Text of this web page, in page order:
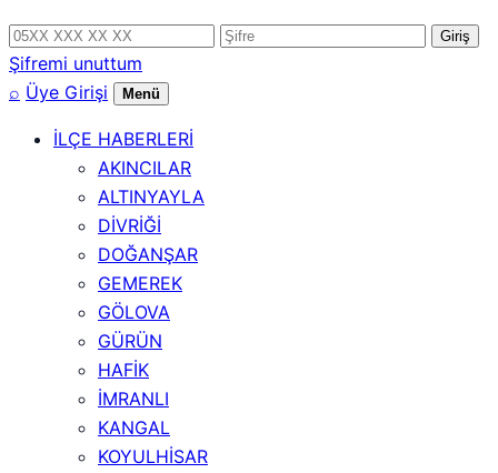
Telefon
numarası
Şifre Giriş
Şifremi unuttum
⌕ Üye Girişi Menü
İLÇE HABERLERİ
AKINCILAR
ALTINYAYLA
DİVRİĞİ
DOĞANŞAR
GEMEREK
GÖLOVA
GÜRÜN
HAFİK
İMRANLI
KANGAL
KOYULHİSAR